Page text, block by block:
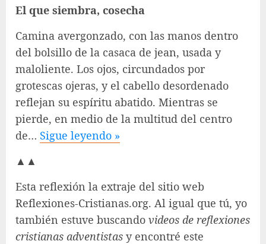
El que siembra, cosecha
Camina avergonzado, con las manos dentro
del bolsillo de la casaca de jean, usada y
maloliente. Los ojos, circundados por
grotescas ojeras, y el cabello desordenado
reflejan su espíritu abatido. Mientras se
pierde, en medio de la multitud del centro
de… Sigue leyendo »
▲▲
Esta reflexión la extraje del sitio web
Reflexiones-Cristianas.org. Al igual que tú, yo
también estuve buscando videos de reflexiones
cristianas adventistas y encontré este